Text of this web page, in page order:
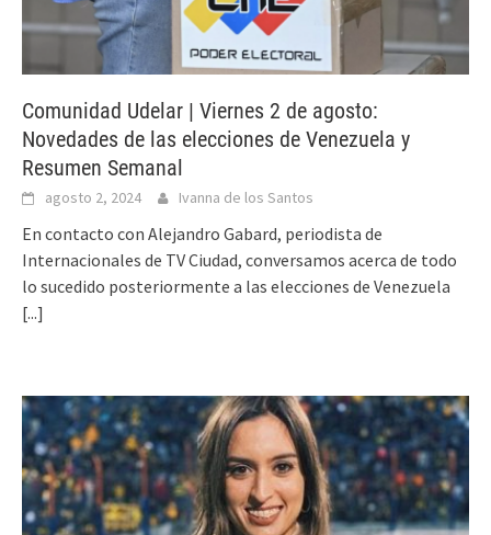
Comunidad Udelar | Viernes 2 de agosto:
Novedades de las elecciones de Venezuela y
Resumen Semanal
agosto 2, 2024 Ivanna de los Santos
En contacto con Alejandro Gabard, periodista de
Internacionales de TV Ciudad, conversamos acerca de todo
lo sucedido posteriormente a las elecciones de Venezuela
[...]